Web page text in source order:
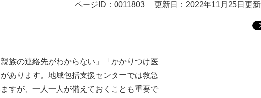
ページID：0011803 更新日：2022年11月25日更新
族の連絡先がわからない」「かかりつけ医
あります。地域包括支援センターでは救急
すが、一人一人が備えておくことも重要で